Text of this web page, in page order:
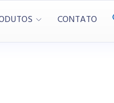
CONTATO